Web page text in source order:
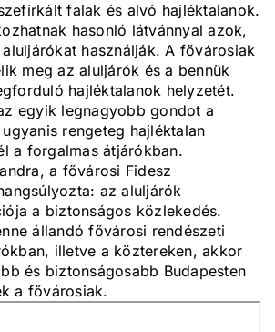
falak és alvó hajléktalanok.
hasonló látvánnyal azok,
használják. A fővárosiak
meg az aluljárók és a bennük
hajléktalanok helyzetét.
egyik legnagyobb gondot a
rengeteg hajléktalan
a forgalmas átjárókban.
a fővárosi Fidesz
az aluljárók
a biztonságos közlekedés.
állandó fővárosi rendészeti
illetve a köztereken, akkor
és biztonságosabb Budapesten
a fővárosiak.